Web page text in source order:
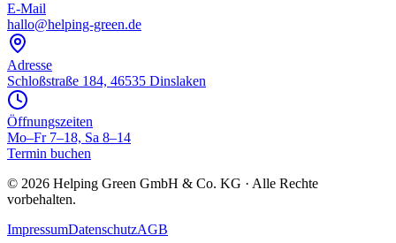
E-Mail
hallo@helping-green.de
Adresse
Schloßstraße 184, 46535 Dinslaken
Öffnungszeiten
Mo–Fr 7–18, Sa 8–14
Termin buchen
© 2026 Helping Green GmbH & Co. KG · Alle Rechte
vorbehalten.
ImpressumDatenschutzAGB